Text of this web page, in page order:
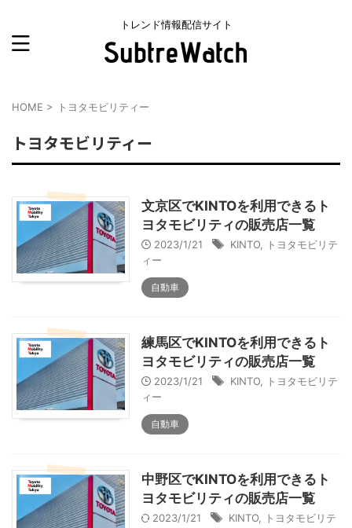
トレンド情報配信サイト
HOME > トヨタモビリティー
トヨタモビリティー
文京区でKINTOを利用できるト
ヨタモビリティの販売店一覧
2023/1/21 KINTO
トヨタモビリテ
ィー
自動車
練馬区でKINTOを利用できるト
ヨタモビリティの販売店一覧
2023/1/21 KINTO
トヨタモビリテ
ィー
自動車
中野区でKINTOを利用できるト
ヨタモビリティの販売店一覧
2023/1/21 KINTO
トヨタモビリテ